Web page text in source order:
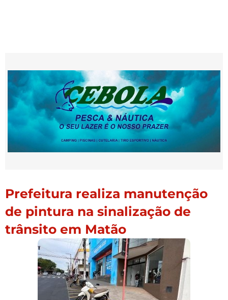
Prefeitura realiza manutenção
de pintura na sinalização de
trânsito em Matão